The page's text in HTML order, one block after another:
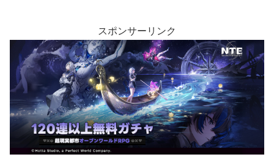
ーさん。
スポンサーリンク